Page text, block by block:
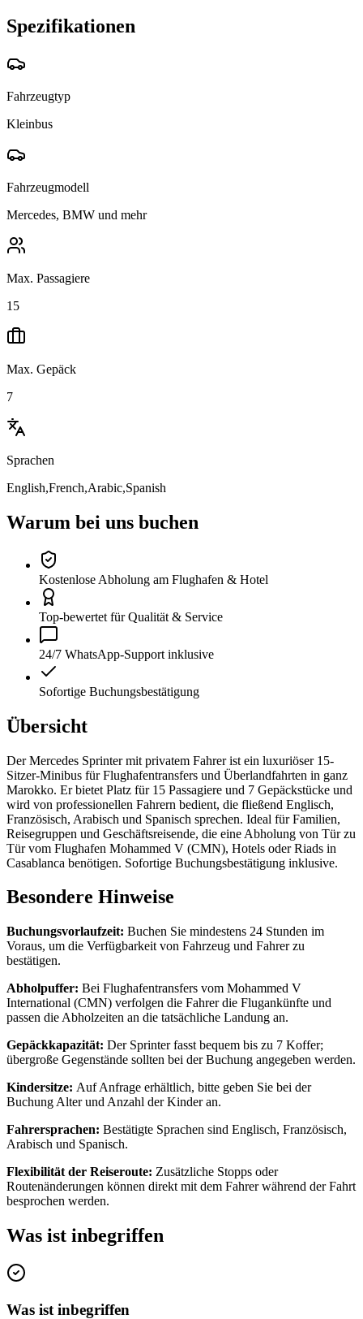
Spezifikationen
Fahrzeugtyp
Kleinbus
Fahrzeugmodell
Mercedes, BMW und mehr
Max. Passagiere
15
Max. Gepäck
7
Sprachen
English,French,Arabic,Spanish
Warum bei uns buchen
Kostenlose Abholung am Flughafen & Hotel
Top-bewertet für Qualität & Service
24/7 WhatsApp-Support inklusive
Sofortige Buchungsbestätigung
Übersicht
Der Mercedes Sprinter mit privatem Fahrer ist ein luxuriöser 15-
Sitzer-Minibus für Flughafentransfers und Überlandfahrten in ganz
Marokko. Er bietet Platz für 15 Passagiere und 7 Gepäckstücke und
wird von professionellen Fahrern bedient, die fließend Englisch,
Französisch, Arabisch und Spanisch sprechen. Ideal für Familien,
Reisegruppen und Geschäftsreisende, die eine Abholung von Tür zu
Tür vom Flughafen Mohammed V (CMN), Hotels oder Riads in
Casablanca benötigen. Sofortige Buchungsbestätigung inklusive.
Besondere Hinweise
Buchungsvorlaufzeit: Buchen Sie mindestens 24 Stunden im
Voraus, um die Verfügbarkeit von Fahrzeug und Fahrer zu
bestätigen.
Abholpuffer: Bei Flughafentransfers vom Mohammed V
International (CMN) verfolgen die Fahrer die Flugankünfte und
passen die Abholzeiten an die tatsächliche Landung an.
Gepäckkapazität: Der Sprinter fasst bequem bis zu 7 Koffer;
übergroße Gegenstände sollten bei der Buchung angegeben werden.
Kindersitze: Auf Anfrage erhältlich, bitte geben Sie bei der
Buchung Alter und Anzahl der Kinder an.
Fahrersprachen: Bestätigte Sprachen sind Englisch, Französisch,
Arabisch und Spanisch.
Flexibilität der Reiseroute: Zusätzliche Stopps oder
Routenänderungen können direkt mit dem Fahrer während der Fahrt
besprochen werden.
Was ist inbegriffen
Was ist inbegriffen